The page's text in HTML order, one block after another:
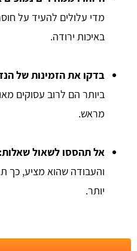
מדי עלולים להעיד על
באיכות ירודה.
בדקו את הזמינות של
ביותר הם לרוב עסוקים
מראש.
אל תהססו לשאול שאלות:
והעבודה שהוא מציע, כך
יותר.